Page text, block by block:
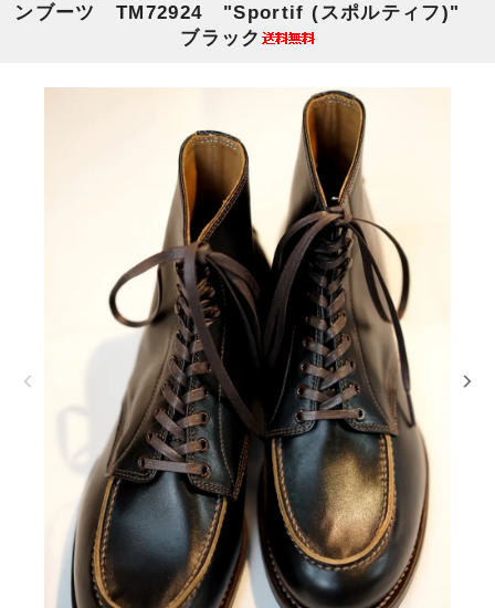
ンブーツ TM72924 "Sportif (スポルティフ)"
ブラック